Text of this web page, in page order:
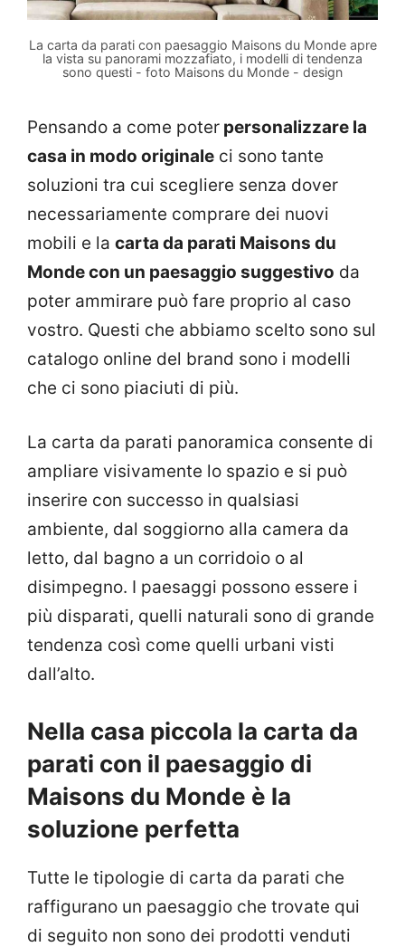
La carta da parati con paesaggio Maisons du Monde apre
la vista su panorami mozzafiato, i modelli di tendenza
sono questi - foto Maisons du Monde - design
Pensando a come poter personalizzare la
casa in modo originale ci sono tante
soluzioni tra cui scegliere senza dover
necessariamente comprare dei nuovi
mobili e la carta da parati Maisons du
Monde con un paesaggio suggestivo da
poter ammirare può fare proprio al caso
vostro. Questi che abbiamo scelto sono sul
catalogo online del brand sono i modelli
che ci sono piaciuti di più.
La carta da parati panoramica consente di
ampliare visivamente lo spazio e si può
inserire con successo in qualsiasi
ambiente, dal soggiorno alla camera da
letto, dal bagno a un corridoio o al
disimpegno. I paesaggi possono essere i
più disparati, quelli naturali sono di grande
tendenza così come quelli urbani visti
dall’alto.
Nella casa piccola la carta da
parati con il paesaggio di
Maisons du Monde è la
soluzione perfetta
Tutte le tipologie di carta da parati che
raffigurano un paesaggio che trovate qui
di seguito non sono dei prodotti venduti